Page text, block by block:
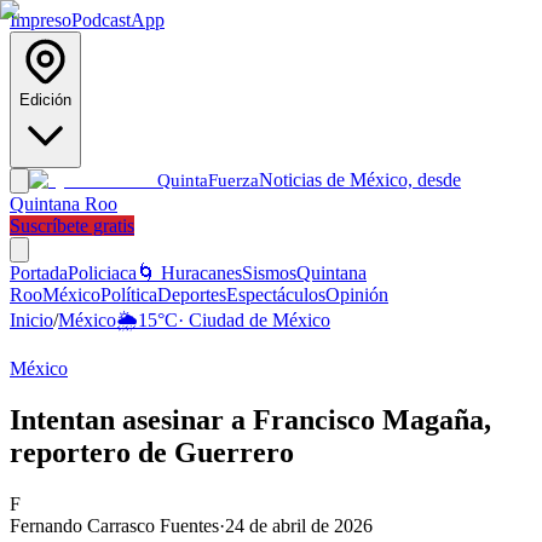
ImpresoPodcastApp
Edición
QuintaFuerzaNoticias de México, desde
Quintana Roo
Suscríbete gratis
PortadaPoliciaca 🌀 HuracanesSismosQuintana
RooMéxicoPolíticaDeportesEspectáculosOpinión
Inicio/México🌦️15°C· Ciudad de México
México
Intentan asesinar a Francisco Magaña,
reportero de Guerrero
F
Fernando Carrasco Fuentes·24 de abril de 2026